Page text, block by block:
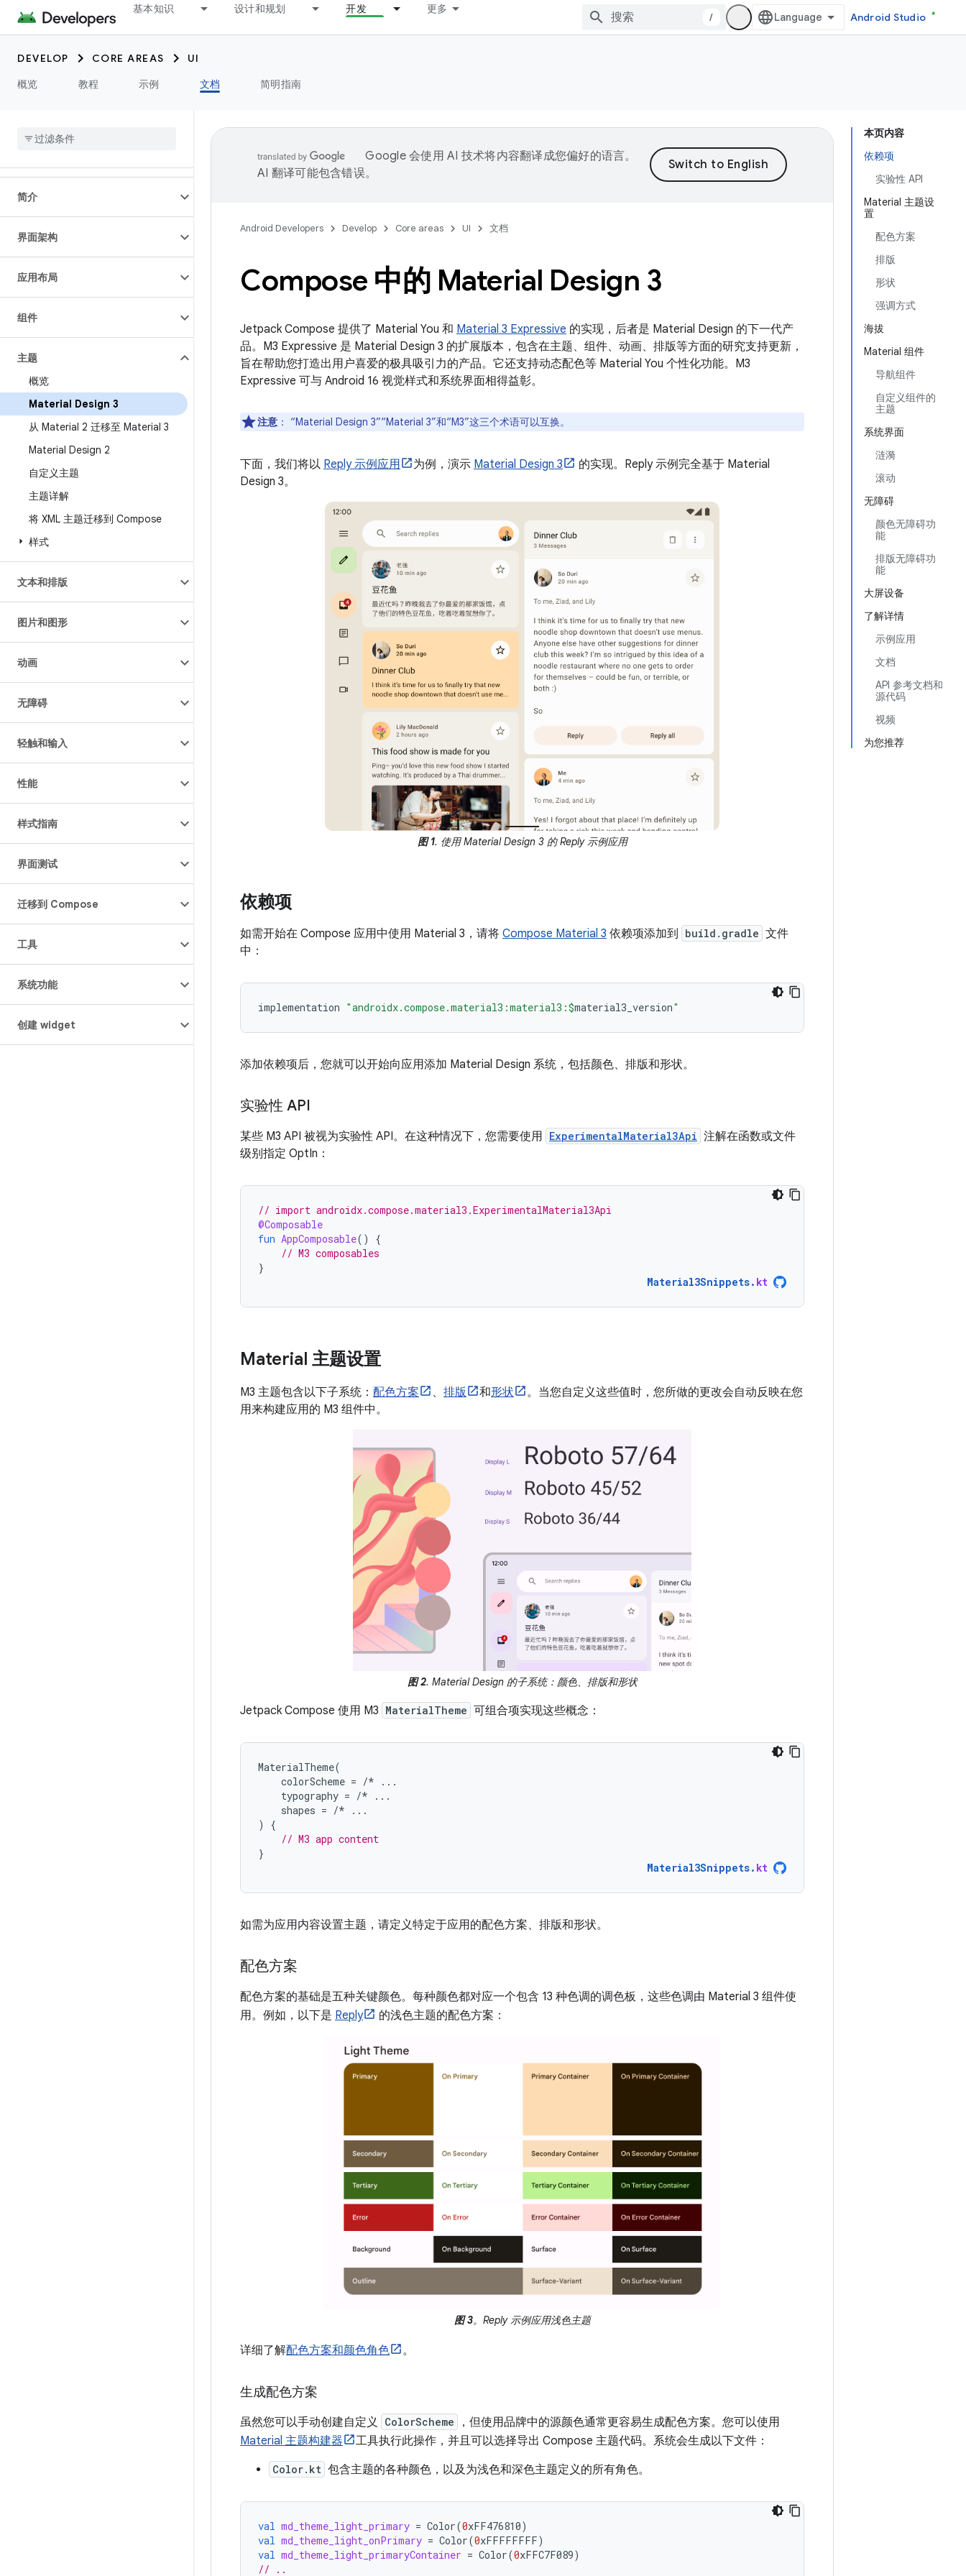
基本知识 设计和规划 开发 更多
/ Android Studio
DEVELOP CORE AREAS
UI
概览
教程 示例 文档 简明指南
简介
界面架构
应用布局
组件
主题
概览
Material Design 3
从 Material 2 迁移至 Material 3
Material Design 2
自定义主题
主题详解
将 XML 主题迁移到 Compose
样式
文本和排版
图片和图形
动画
无障碍
轻触和输入
性能
样式指南
界面测试
迁移到 Compose
工具
系统功能
创建 widget
本页内容
依赖项
实验性 API
Material 主题设
置
配色方案
排版
形状
强调方式
海拔
Material 组件
导航组件
自定义组件的
主题
系统界面
涟漪
滚动
无障碍
颜色无障碍功
能
排版无障碍功
能
大屏设备
了解详情
示例应用
文档
API 参考文档和
源代码
视频
为您推荐
Google 会使用 AI 技术将内容翻译成您偏好的语言。
AI 翻译可能包含错误。
Android Developers Develop Core areas UI 文档
Compose 中的 Material Design 3
Jetpack Compose 提供了 Material You 和 Material 3 Expressive 的实现，后者是 Material Design 的下一代产
品。M3 Expressive 是 Material Design 3 的扩展版本，包含在主题、组件、动画、排版等方面的研究支持更新，
旨在帮助您打造出用户喜爱的极具吸引力的产品。它还支持动态配色等 Material You 个性化功能。M3
Expressive 可与 Android 16 视觉样式和系统界面相得益彰。
注意 ： “Material Design 3”“Material 3”和“M3”这三个术语可以互换。
下面，我们将以 Reply 示例应用 为例，演示 Material Design 3
的实现。Reply 示例完全基于 Material
Design 3。
图 1. 使用 Material Design 3 的 Reply 示例应用
依赖项
如需开始在 Compose 应用中使用 Material 3，请将 Compose Material 3 依赖项添加到 build.gradle 文件
中：
implementation "androidx.compose.material3:material3:$material3_version"
添加依赖项后，您就可以开始向应用添加 Material Design 系统，包括颜色、排版和形状。
实验性 API
某些 M3 API 被视为实验性 API。在这种情况下，您需要使用 ExperimentalMaterial3Api 注解在函数或文件
级别指定 OptIn：
// import androidx.compose.material3.ExperimentalMaterial3Api
@Composable
fun AppComposable()
{
// M3 composables
}
Material3Snippets. kt
Material 主题设置
M3 主题包含以下子系统： 配色方案 、 排版 和形状
。当您自定义这些值时，您所做的更改会自动反映在您
用来构建应用的 M3 组件中。
图 2. Material Design 的子系统：颜色、排版和形状
Jetpack Compose 使用 M3 MaterialTheme 可组合项实现这些概念：
MaterialTheme(
colorScheme = /*
...
typography = /*
...
shapes = /*
...
)
{
// M3 app content
}
Material3Snippets. kt
如需为应用内容设置主题，请定义特定于应用的配色方案、排版和形状。
配色方案
配色方案的基础是五种关键颜色。每种颜色都对应一个包含 13 种色调的调色板，这些色调由 Material 3 组件使
用。例如，以下是 Reply 的浅色主题的配色方案：
图 3。Reply 示例应用浅色主题
详细了解配色方案和颜色角色 。
生成配色方案
虽然您可以手动创建自定义 ColorScheme
，但使用品牌中的源颜色通常更容易生成配色方案。您可以使用
Material 主题构建器
工具执行此操作，并且可以选择导出 Compose 主题代码。系统会生成以下文件：
Color.kt 包含主题的各种颜色，以及为浅色和深色主题定义的所有角色。
val md_theme_light_primary = Color(0xFF476810)
val md_theme_light_onPrimary = Color(0xFFFFFFFF)
val md_theme_light_primaryContainer = Color(0xFFC7F089)
// ..